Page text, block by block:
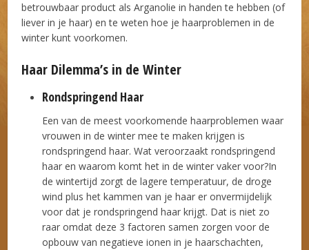
betrouwbaar product als Arganolie in handen te hebben (of
liever in je haar) en te weten hoe je haarproblemen in de
winter kunt voorkomen.
Haar Dilemma’s in de Winter
Rondspringend Haar
Een van de meest voorkomende haarproblemen waar
vrouwen in de winter mee te maken krijgen is
rondspringend haar. Wat veroorzaakt rondspringend
haar en waarom komt het in de winter vaker voor?In
de wintertijd zorgt de lagere temperatuur, de droge
wind plus het kammen van je haar er onvermijdelijk
voor dat je rondspringend haar krijgt. Dat is niet zo
raar omdat deze 3 factoren samen zorgen voor de
opbouw van negatieve ionen in je haarschachten,